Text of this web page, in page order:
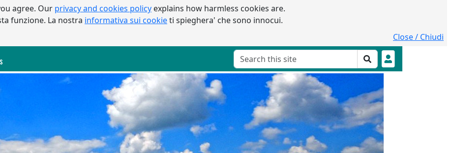
agree. Our privacy and cookies policy explains how harmless cookies are.
funzione. La nostra informativa sui cookieti spieghera' che sono innocui.
Close / Chiudi